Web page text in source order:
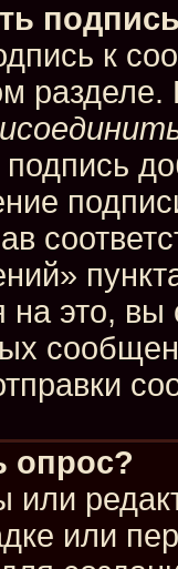
к
на это,
опрос?
или
или